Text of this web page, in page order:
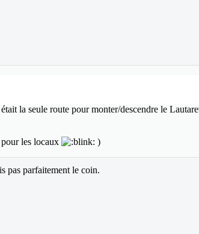
la seule route pour monter/descendre le
les locaux
)
pas parfaitement le coin.